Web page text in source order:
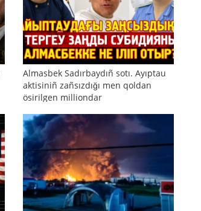
Almasbek Sadırbaydıñ sotı. Ayıptau
aktisiniñ zañsızdığı men qoldan
ösirilgen milliondar